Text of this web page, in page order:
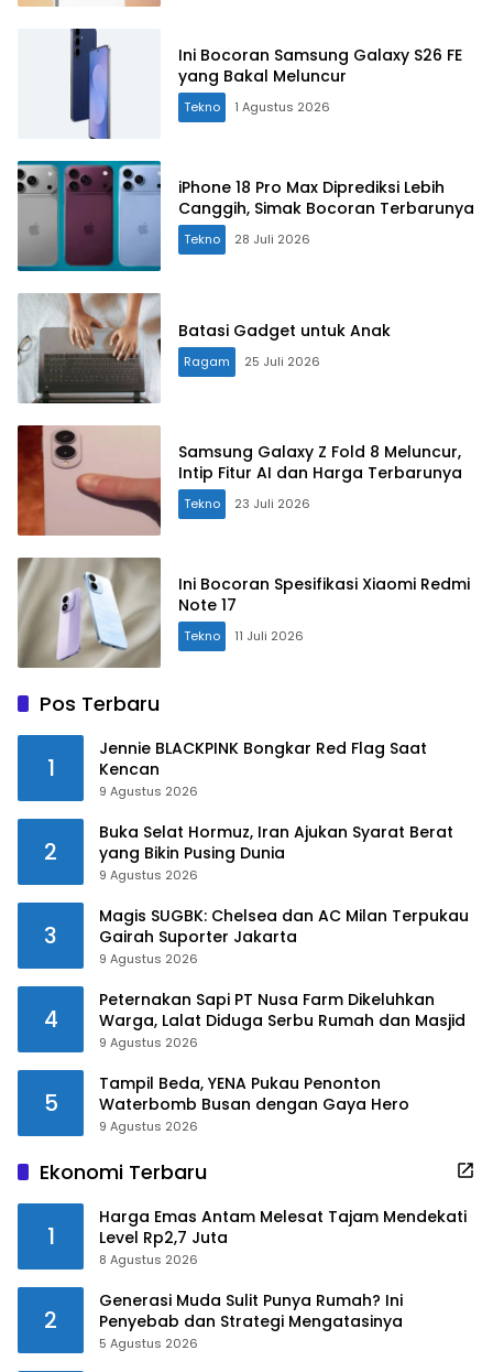
Ini Bocoran Samsung Galaxy S26 FE
yang Bakal Meluncur
Tekno 1 Agustus 2026
iPhone 18 Pro Max Diprediksi Lebih
Canggih, Simak Bocoran Terbarunya
Tekno 28 Juli 2026
Batasi Gadget untuk Anak
Ragam 25 Juli 2026
Samsung Galaxy Z Fold 8 Meluncur,
Intip Fitur AI dan Harga Terbarunya
Tekno 23 Juli 2026
Ini Bocoran Spesifikasi Xiaomi Redmi
Note 17
Tekno 11 Juli 2026
Pos Terbaru
1
Jennie BLACKPINK Bongkar Red Flag Saat
Kencan
9 Agustus 2026
2
Buka Selat Hormuz, Iran Ajukan Syarat Berat
yang Bikin Pusing Dunia
9 Agustus 2026
3
Magis SUGBK: Chelsea dan AC Milan Terpukau
Gairah Suporter Jakarta
9 Agustus 2026
4
Peternakan Sapi PT Nusa Farm Dikeluhkan
Warga, Lalat Diduga Serbu Rumah dan Masjid
9 Agustus 2026
5
Tampil Beda, YENA Pukau Penonton
Waterbomb Busan dengan Gaya Hero
9 Agustus 2026
Ekonomi Terbaru
1
Harga Emas Antam Melesat Tajam Mendekati
Level Rp2,7 Juta
8 Agustus 2026
2
Generasi Muda Sulit Punya Rumah? Ini
Penyebab dan Strategi Mengatasinya
5 Agustus 2026